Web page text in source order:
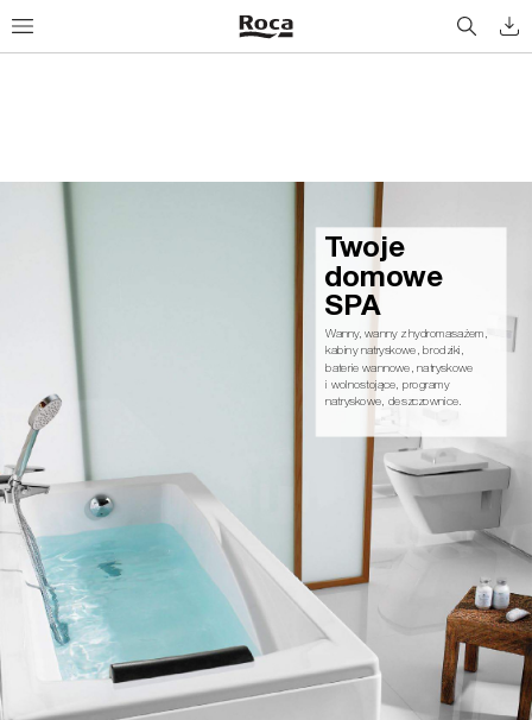
Wanny, wanny z hydromasażem,
kabiny natryskowe, brodziki,
baterie wannowe, natryskowe
i wolnostojące, programy
natryskowe, deszczownice.
Twoje
d omowe
S PA